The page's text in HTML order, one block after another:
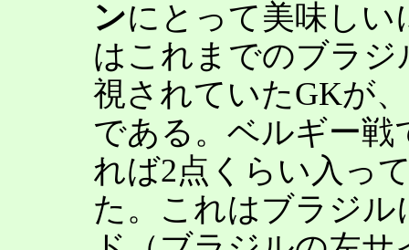
ンにとって美味し
はこれまでのブラ
視されていたGKが
である。ベルギー戦
れば2点くらい入っ
た。これはブラジ